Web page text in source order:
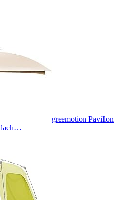
greemotion Pavillon